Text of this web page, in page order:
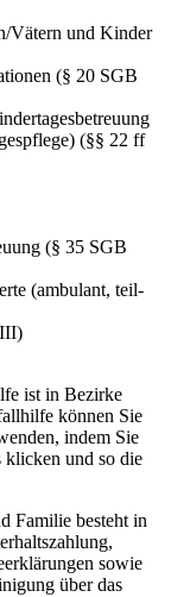
Vätern und Kinder
(§ 20 SGB
(§§ 22 ff
(§ 35 SGB
(ambulant, teil-
ist in Bezirke
können Sie
indem Sie
klicken und so die
Familie besteht in
sowie
über das